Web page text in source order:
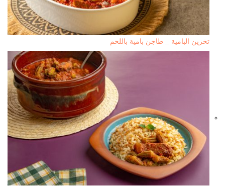
تخزين البامية _ طاجن بامية باللحم